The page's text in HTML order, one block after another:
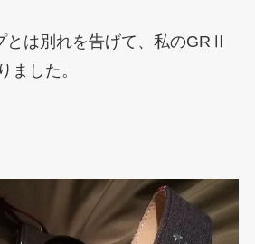
とは別れを告げて、私のGRⅡ
ました。